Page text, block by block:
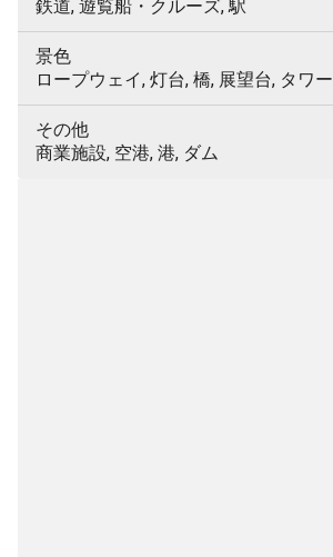
鉄道, 遊覧船・クルーズ, 駅
景色
ロープウェイ, 灯台, 橋, 展望台, タワー
その他
商業施設, 空港, 港, ダム